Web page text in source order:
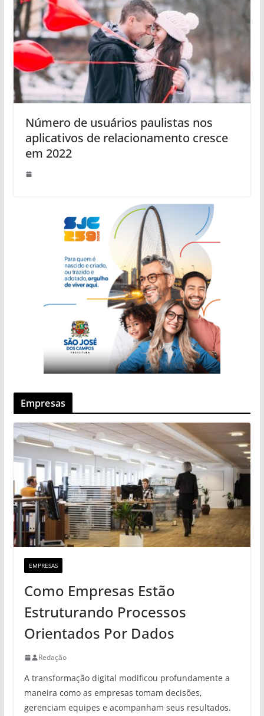
Número de usuários paulistas nos
aplicativos de relacionamento cresce
em 2022
Empresas
EMPRESAS
Como Empresas Estão
Estruturando Processos
Orientados Por Dados
Redação
A transformação digital modificou profundamente a
maneira como as empresas tomam decisões,
gerenciam equipes e acompanham seus resultados.